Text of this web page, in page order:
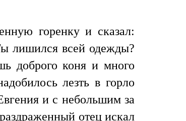
горенку и сказал:
лишился всей одежды?
доброго коня и много
лезть в горло
и с небольшим за
отец искал